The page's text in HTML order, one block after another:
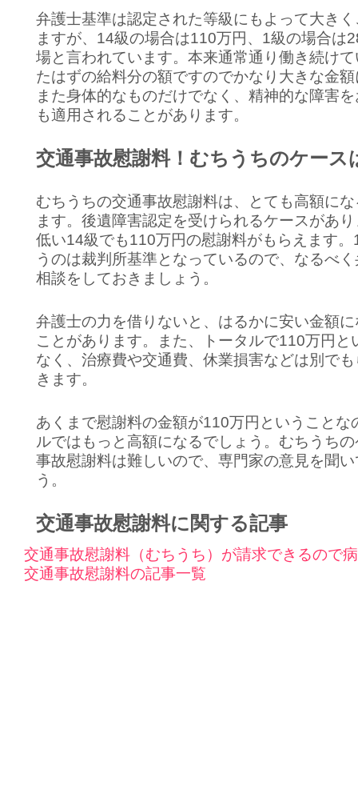
弁護士基準は認定された等級にもよって大き
ますが、14級の場合は110万円、1級の場合は
場と言われています。本来通常通り働き続け
たはずの給料分の額ですのでかなり大きな金
また身体的なものだけでなく、精神的な障害
も適用されることがあります。
交通事故慰謝料！むちうちのケース
むちうちの交通事故慰謝料は、とても高額に
ます。後遺障害認定を受けられるケースがあ
低い14級でも110万円の慰謝料がもらえます
うのは裁判所基準となっているので、なるべ
相談をしておきましょう。
弁護士の力を借りないと、はるかに安い金額
ことがあります。また、トータルで110万円と
なく、治療費や交通費、休業損害などは別で
きます。
あくまで慰謝料の金額が110万円ということな
ルではもっと高額になるでしょう。むちうち
事故慰謝料は難しいので、専門家の意見を聞
う。
交通事故慰謝料に関する記事
交通事故慰謝料（むちうち）が請求できるので
交通事故慰謝料の記事一覧